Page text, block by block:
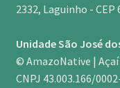
2332, Laguinho - CEP
Unidade São José
© AmazoNative | Açaí
CNPJ 43.003.166/